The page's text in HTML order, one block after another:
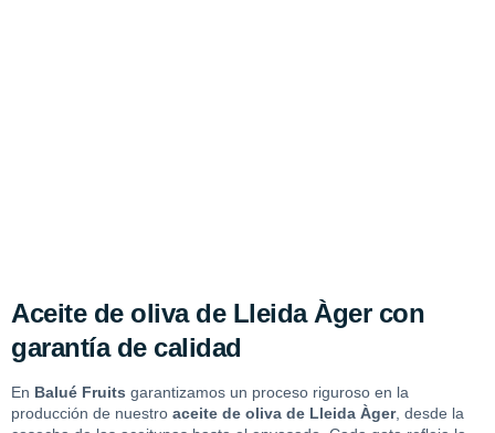
Aceite de oliva de Lleida Àger con
garantía de calidad
En Balué Fruits garantizamos un proceso riguroso en la
producción de nuestro aceite de oliva de Lleida Àger, desde la